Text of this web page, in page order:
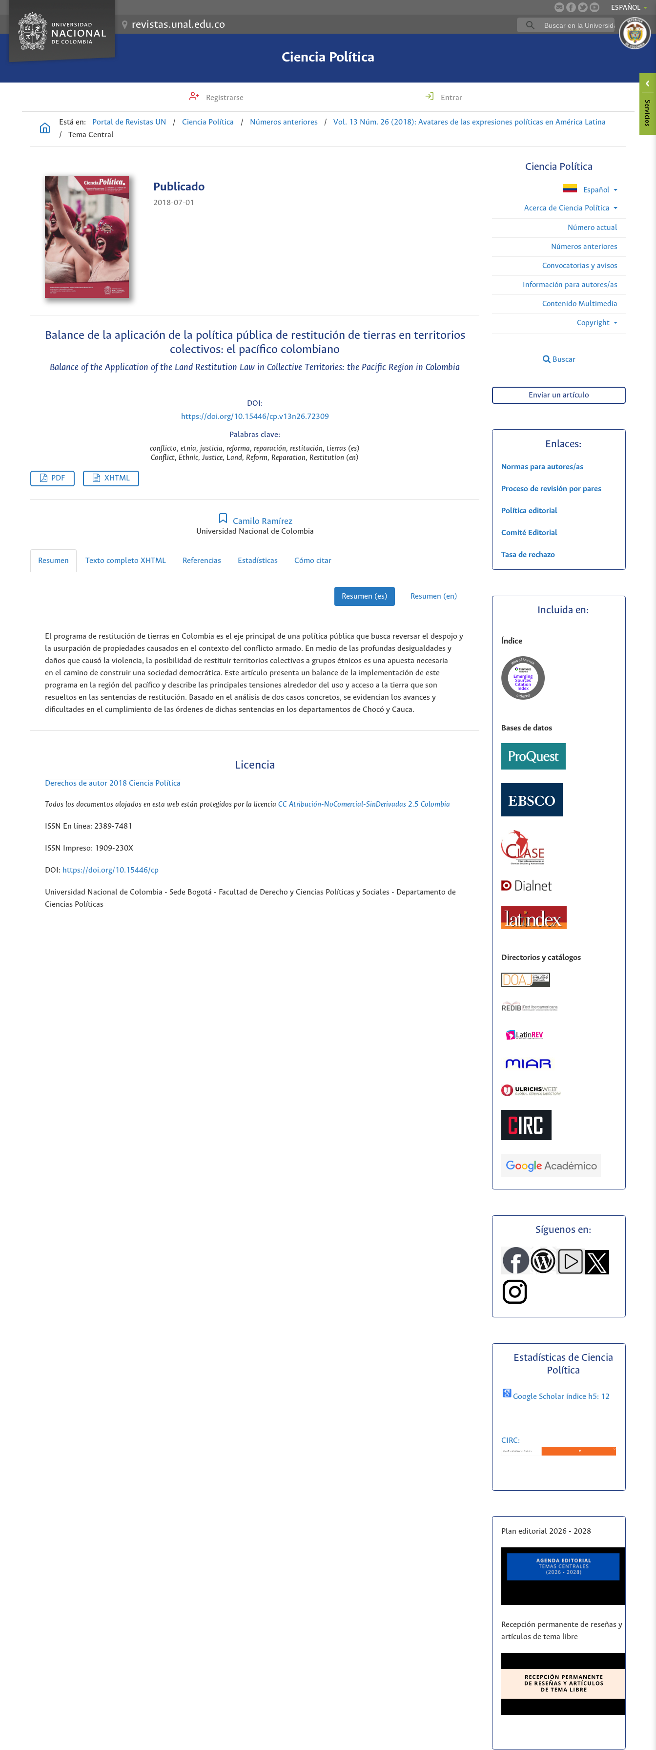
ESPAÑOL
revistas.unal.edu.co
Ciencia Política
Registrarse Entrar
Está en: Portal de Revistas UN / Ciencia Política / Números anteriores /
Vol. 13 Núm. 26 (2018): Avatares de las expresiones políticas en América Latina
/
Tema Central
Ciencia Política
Español
Acerca de Ciencia Política
Número actual
Números anteriores
Convocatorias y avisos
Información para autores/as
Contenido Multimedia
Copyright
Buscar
Publicado
2018-07-01
Balance de la aplicación de la política pública de restitución de tierras en territorios
colectivos: el pacífico colombiano
Balance of the Application of the Land Restitution Law in Collective Territories: the Pacific Region in Colombia
DOI:
https://doi.org/10.15446/cp.v13n26.72309
Palabras clave:
conflicto, etnia, justicia, reforma, reparación, restitución, tierras (es)
Conflict, Ethnic, Justice, Land, Reform, Reparation, Restitution (en)
PDF XHTML
Camilo Ramírez
Universidad Nacional de Colombia
Resumen Texto completo XHTML Referencias Estadísticas Cómo citar
Resumen (es) Resumen (en)
El programa de restitución de tierras en Colombia es el eje principal de una política pública que busca reversar el despojo y
la usurpación de propiedades causados en el contexto del conflicto armado. En medio de las profundas desigualdades y
daños que causó la violencia, la posibilidad de restituir territorios colectivos a grupos étnicos es una apuesta necesaria
en el camino de construir una sociedad democrática. Este artículo presenta un balance de la implementación de este
programa en la región del pacífico y describe las principales tensiones alrededor del uso y acceso a la tierra que son
resueltos en las sentencias de restitución. Basado en el análisis de dos casos concretos, se evidencian los avances y
dificultades en el cumplimiento de las órdenes de dichas sentencias en los departamentos de Chocó y Cauca.
Licencia
Derechos de autor 2018 Ciencia Política
Todos los documentos alojados en esta web están protegidos por la licencia CC Atribución-NoComercial-SinDerivadas 2.5 Colombia
ISSN En línea: 2389-7481
ISSN Impreso: 1909-230X
DOI: https://doi.org/10.15446/cp
Universidad Nacional de Colombia - Sede Bogotá - Facultad de Derecho y Ciencias Políticas y Sociales - Departamento de
Ciencias Políticas
Enviar un artículo
Enlaces:
Normas para autores/as
Proceso de revisión por pares
Política editorial
Comité Editorial
Tasa de rechazo
Incluida en:
Índice
Bases de datos
Directorios y catálogos
Síguenos en:
Estadísticas de Ciencia
Política
Google Scholar índice h5: 12
CIRC:
Plan editorial 2026 - 2028
Recepción permanente de reseñas y
artículos de tema libre